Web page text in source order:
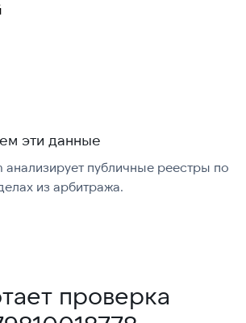
эти данные
публичные реестры по
из арбитража.
проверка